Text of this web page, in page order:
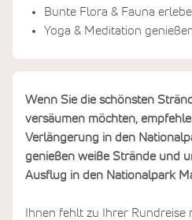
Bunte Flora & Fauna
Yoga & Meditation
Wenn Sie die schönsten
versäumen möchten,
Verlängerung in den
genießen weiße Strände und
Ausflug in den Nationalpark
Ihnen fehlt zu Ihrer Rundreise